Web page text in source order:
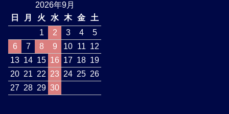
2026年9月
日
月 火 水 木 金
土
1
2 3 4
5
6
7 8 9 10 11 12
13 14 15 16 17 18 19
20 21 22 23 24 25 26
27 28 29 30